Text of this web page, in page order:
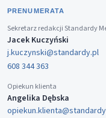
PRENUMERATA
Sekretarz redakcji Standardy
Jacek Kuczyński
j.kuczynski@standardy.pl
608 344 363
Opiekun klienta
Angelika Dębska